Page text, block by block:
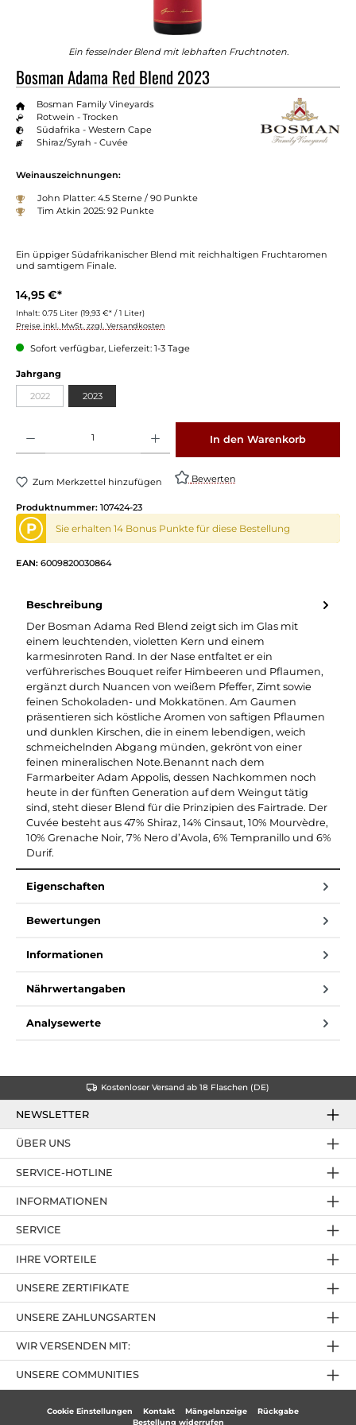
Ein fesselnder Blend mit lebhaften Fruchtnoten.
Bosman Adama Red Blend 2023
Bosman Family Vineyards
Rotwein - Trocken
Südafrika - Western Cape
Shiraz/Syrah - Cuvée
Weinauszeichnungen:
John Platter: 4.5 Sterne / 90 Punkte
Tim Atkin 2025: 92 Punkte
Ein üppiger Südafrikanischer Blend mit reichhaltigen Fruchtaromen
und samtigem Finale.
14,95 €*
Inhalt: 0.75 Liter (19,93 €* / 1 Liter)
Preise inkl. MwSt. zzgl. Versandkosten
Sofort verfügbar, Lieferzeit: 1-3 Tage
Jahrgang
2022 2023
In den Warenkorb
Zum Merkzettel hinzufügen Bewerten
Produktnummer: 107424-23
P Sie erhalten 14 Bonus Punkte für diese Bestellung
EAN: 6009820030864
Beschreibung
Der Bosman Adama Red Blend zeigt sich im Glas mit
einem leuchtenden, violetten Kern und einem
karmesinroten Rand. In der Nase entfaltet er ein
verführerisches Bouquet reifer Himbeeren und Pflaumen,
ergänzt durch Nuancen von weißem Pfeffer, Zimt sowie
feinen Schokoladen- und Mokkatönen. Am Gaumen
präsentieren sich köstliche Aromen von saftigen Pflaumen
und dunklen Kirschen, die in einem lebendigen, weich
schmeichelnden Abgang münden, gekrönt von einer
feinen mineralischen Note.Benannt nach dem
Farmarbeiter Adam Appolis, dessen Nachkommen noch
heute in der fünften Generation auf dem Weingut tätig
sind, steht dieser Blend für die Prinzipien des Fairtrade. Der
Cuvée besteht aus 47% Shiraz, 14% Cinsaut, 10% Mourvèdre,
10% Grenache Noir, 7% Nero d’Avola, 6% Tempranillo und 6%
Durif.
Eigenschaften
Bewertungen
Informationen
Nährwertangaben
Analysewerte
Kostenloser Versand ab 18 Flaschen (DE)
NEWSLETTER
SERVICE-HOTLINE
IHRE VORTEILE
UNSERE ZAHLUNGSARTEN
ÜBER UNS
UNSERE ZERTIFIKATE
INFORMATIONEN
SERVICE
UNSERE COMMUNITIES
WIR VERSENDEN MIT:
Cookie Einstellungen Kontakt Mängelanzeige
Rückgabe
Bestellung widerrufen